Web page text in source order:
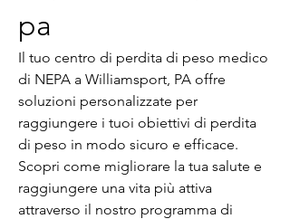
pa
Il tuo centro di perdita di peso medico
di NEPA a Williamsport, PA offre
soluzioni personalizzate per
raggiungere i tuoi obiettivi di perdita
di peso in modo sicuro e efficace.
Scopri come migliorare la tua salute e
raggiungere una vita più attiva
attraverso il nostro programma di